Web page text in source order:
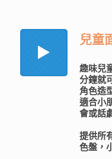
兒童
趣味兒
分鐘就
角色造
適合小
會或話
提供所
色盤，